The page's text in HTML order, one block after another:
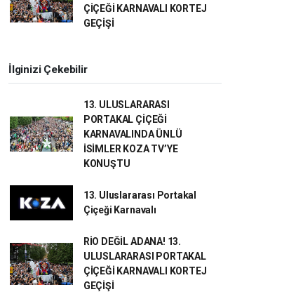
ÇİÇEĞİ KARNAVALI KORTEJ
GEÇİŞİ
İlginizi Çekebilir
13. ULUSLARARASI
PORTAKAL ÇİÇEĞİ
KARNAVALINDA ÜNLÜ
İSİMLER KOZA TV’YE
KONUŞTU
13. Uluslararası Portakal
Çiçeği Karnavalı
RİO DEĞİL ADANA! 13.
ULUSLARARASI PORTAKAL
ÇİÇEĞİ KARNAVALI KORTEJ
GEÇİŞİ